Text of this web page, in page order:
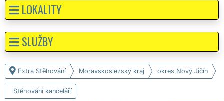
Extra Stěhování Moravskoslezský kraj okres Nový Jičín
Stěhování kanceláří
LOKALITY
SLUŽBY